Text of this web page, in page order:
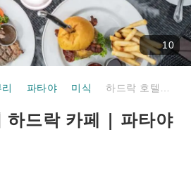
10
파타야 미식
하드락 카페 | 파타야